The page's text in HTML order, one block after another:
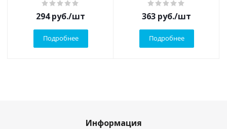
294руб./шт
Подробнее
363 руб./шт
Подробнее
Информация